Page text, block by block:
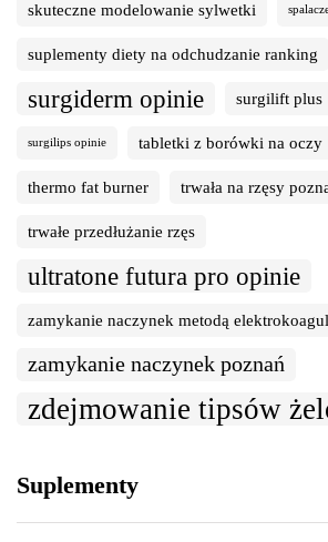
skuteczne modelowanie sylwetki
suplementy diety na odchudzanie ranking
surgiderm opinie surgilift plus
surgilips opinie tabletki z borówki na oczy
thermo fat burner trwała na rzęsy
trwałe przedłużanie rzęs
ultratone futura pro opinie
zamykanie naczynek metodą
zamykanie naczynek poznań
zdejmowanie tipsów
Suplementy